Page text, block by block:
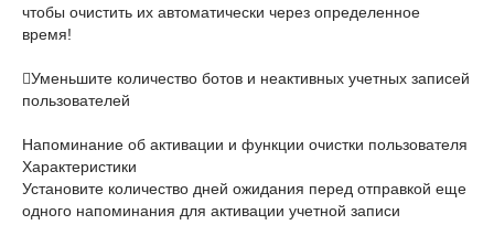
чтобы очистить их автоматически через определенное
время!
Уменьшите количество ботов и неактивных учетных записей
пользователей
Напоминание об активации и функции очистки пользователя
Характеристики
Установите количество дней ожидания перед отправкой еще
одного напоминания для активации учетной записи